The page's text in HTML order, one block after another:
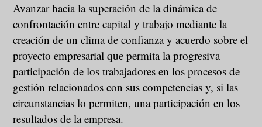
Avanzar hacia la superación de la dinámica de
confrontación entre capital y trabajo mediante la
creación de un clima de confianza y acuerdo sobre el
proyecto empresarial que permita la progresiva
participación de los trabajadores en los procesos de
gestión relacionados con sus competencias y, si las
circunstancias lo permiten, una participación en los
resultados de la empresa.